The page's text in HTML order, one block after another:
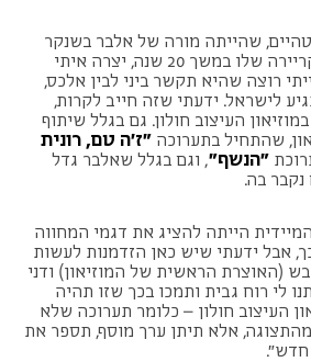
שהייתה מורה של אלבר בשנקר
וליוותה אותו לאורך הקריירה שלו במשך 20 שנה, יצרה איתי
רוצה שהיא תקשר ביני לבין אלכס,
לישראל. ידעתי שזה חייב לקרות,
העיצוב חולון. גם בגלל שיתוף
שהתחיל בתערוכה "ז'ה טם, רונית
"הנשף", וגם בגלל שאלבר גדל
נקבר בה.
הייתה להציג את דגמי המחווה
אבל ידעתי שיש כאן הזדמנות לעשות
(האוצרת הראשית של המוזיאון) ודני
לי רוח גבית ותמכו בכך שזו תהיה
העיצוב חולון – כלומר תערוכה שלא
אלא תיתן ערך מוסף, תספר את
חדש״.